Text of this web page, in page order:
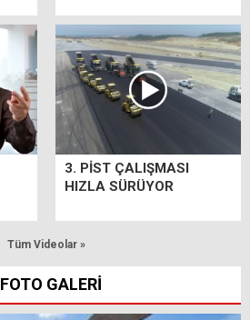
3. PİST ÇALIŞMASI
HIZLA SÜRÜYOR
Tüm Videolar »
FOTO GALERİ